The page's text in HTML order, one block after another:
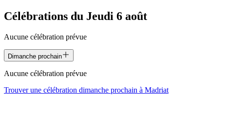
Célébrations du Jeudi 6 août
Aucune célébration prévue
Dimanche prochain
Aucune célébration prévue
Trouver une célébration dimanche prochain à Madriat